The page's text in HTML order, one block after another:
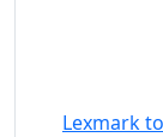
Lexmark